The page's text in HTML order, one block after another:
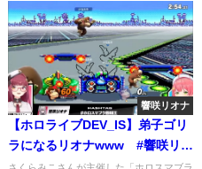
響咲リオナ
【ホロライブDEV_IS】弟子ゴリ
ラになるリオナwww #響咲リオ
ナ #ホロスマブラ最弱王